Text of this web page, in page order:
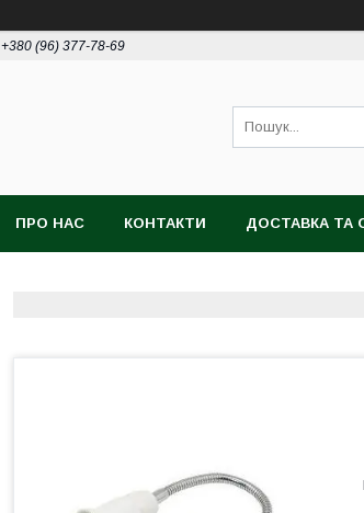
+380 (96) 377-78-69
ПРО НАС КОНТАКТИ ДОСТАВКА ТА